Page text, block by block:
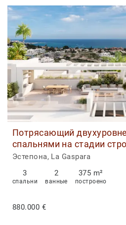
Потрясающий
спальнями на стадии
большой солярием в Ла
Эстепона, La Gaspara
3
спальни
2
ванные
375 m²
построено
880.000 €